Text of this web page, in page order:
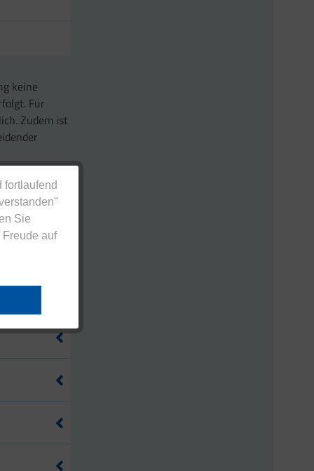
fortlaufend
Sie
auf
keine
Für
Zudem ist
100 g
pro 100 g
100 g